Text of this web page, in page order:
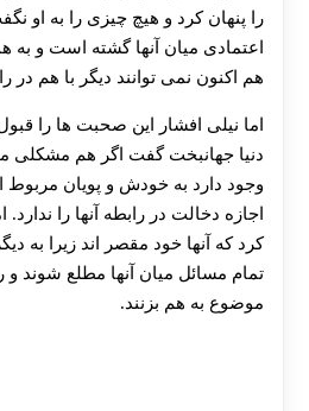
را پنهان کرد و هیچ چیزی را به او
اعتمادی میان آنها گشته است و به
هم اکنون نمی‌ توانند دیگر با هم در
اما نیلی افشار این صحبت‌ ها را
دنیا جهانبخت گفت اگر هم مشکلی
وجود دارد به خودش و پویان
اجازه دخالت در رابطه آنها را
کرد که آنها خود مقصر اند زیرا به
تمام مسائل میان آنها مطلع شوند و
موضوع به هم بزنند.